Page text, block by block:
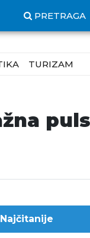
PRETRAGA
TURIZAM
Najčitanije